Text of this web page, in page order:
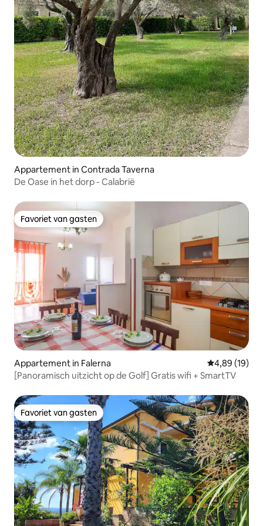
Appartement in Contrada Taverna
De Oase in het dorp - Calabrië
Favoriet van gasten
Favoriet van gasten
Appartement in Falerna Gemiddelde
4,89 (19)
[Panoramisch uitzicht op de Golf] Gratis wifi + SmartTV
Favoriet van gasten
Favoriet van gasten